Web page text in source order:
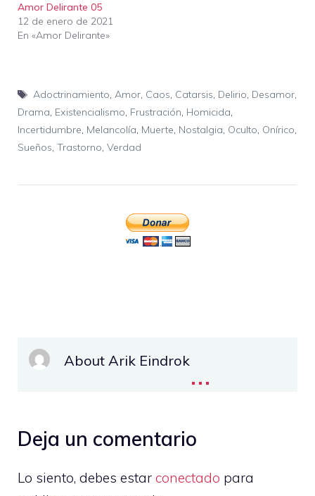
Amor Delirante 05
12 de enero de 2021
En «Amor Delirante»
Etiquetas
Adoctrinamiento, Amor, Caos, Catarsis, Delirio, Desamor,
Drama, Existencialismo, Frustración, Homicida,
Incertidumbre, Melancolía, Muerte, Nostalgia, Oculto, Onírico,
Sueños, Trastorno, Verdad
About Arik Eindrok...
Deja un comentario
Lo siento, debes estar conectado para